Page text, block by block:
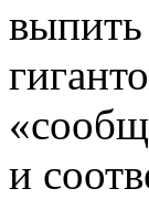
выпить
и